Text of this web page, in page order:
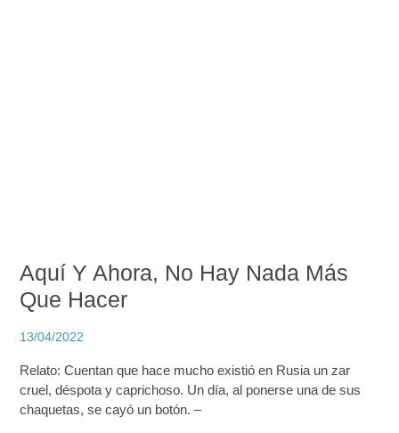
Aquí Y Ahora, No Hay Nada Más
Que Hacer
13/04/2022
Relato: Cuentan que hace mucho existió en Rusia un zar
cruel, déspota y caprichoso. Un día, al ponerse una de sus
chaquetas, se cayó un botón. –